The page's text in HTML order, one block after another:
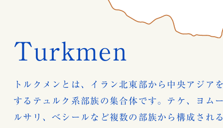
Turkmen
トルクメンとは、イラン北東部から中央アジア
するテュルク系部族の集合体です。テケ、ヨム
ルサリ、べシールなど複数の部族から構成され